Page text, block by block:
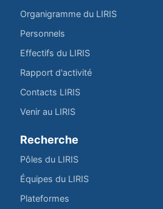
Organigramme du LIRIS
Personnels
Effectifs du LIRIS
Rapport d'activité
Contacts LIRIS
Venir au LIRIS
Recherche
Pôles du LIRIS
Équipes du LIRIS
Plateformes